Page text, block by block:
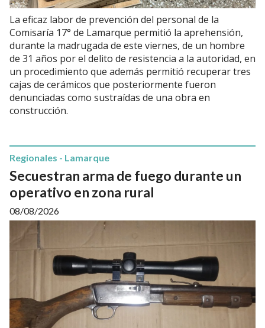
La eficaz labor de prevención del personal de la
Comisaría 17° de Lamarque permitió la aprehensión,
durante la madrugada de este viernes, de un hombre
de 31 años por el delito de resistencia a la autoridad, en
un procedimiento que además permitió recuperar tres
cajas de cerámicos que posteriormente fueron
denunciadas como sustraídas de una obra en
construcción.
Secuestran arma de fuego durante un
operativo en zona rural
Regionales - Lamarque
08/08/2026